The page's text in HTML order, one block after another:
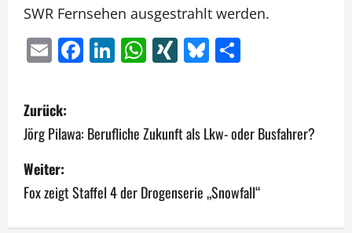
SWR Fernsehen ausgestrahlt werden.
EmailFacebook
LinkedIn
WhatsApp
XINGBluesky
B
e
i
t
Zurück:
Jörg Pilawa: Berufliche Zukunft als Lkw- oder Busfahrer?
Weiter:
Fox zeigt Staffel 4 der Drogenserie „Snowfall“